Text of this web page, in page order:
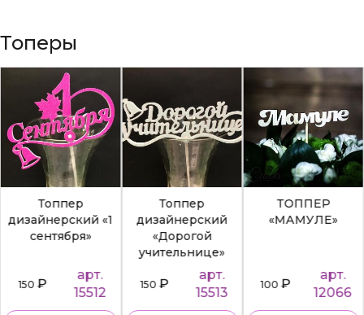
Топеры
Топпер
дизайнерский «1
сентября»
150₽
арт.
15512
Топпер
дизайнерский
«Дорогой
учительнице»
150₽
арт.
15513
ТОППЕР
«МАМУЛЕ»
100₽
арт.
12066